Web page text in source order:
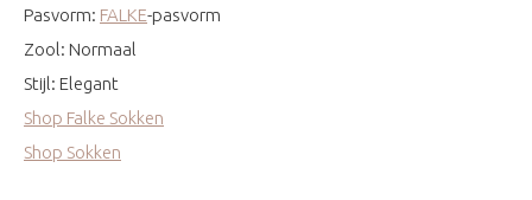
Pasvorm: FALKE-pasvorm
Zool: Normaal
Stijl: Elegant
Shop Falke Sokken
Shop Sokken